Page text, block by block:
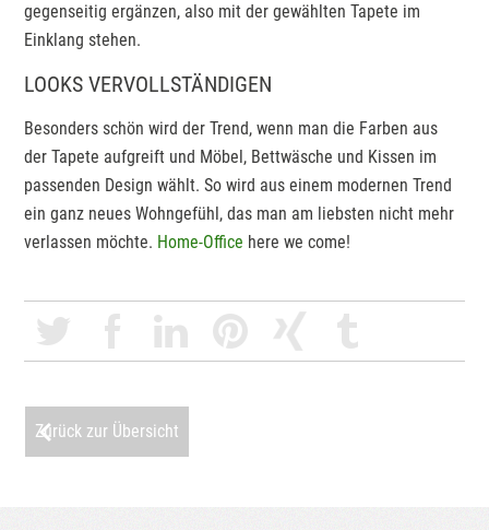
gegenseitig ergänzen, also mit der gewählten Tapete im
Einklang stehen.
LOOKS VERVOLLSTÄNDIGEN
Besonders schön wird der Trend, wenn man die Farben aus
der Tapete aufgreift und Möbel, Bettwäsche und Kissen im
passenden Design wählt. So wird aus einem modernen Trend
ein ganz neues Wohngefühl, das man am liebsten nicht mehr
verlassen möchte. Home-Office here we come!
Zurück zur Übersicht